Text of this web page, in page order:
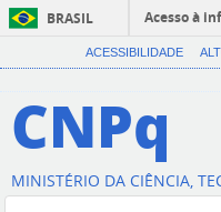
BRASIL
Acesso à
ACESSIBILIDADE
CNPq
MINISTÉRIO DA CIÊNCIA,